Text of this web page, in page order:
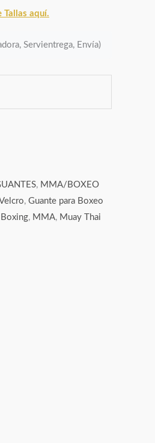
Tallas aquí.
Servientrega, Envía)
, MMA/BOXEO
, Guante para Boxeo
, MMA, Muay Thai